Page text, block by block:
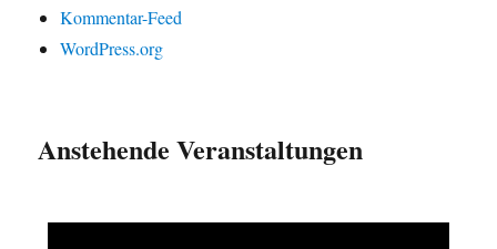
Kommentar-Feed
WordPress.org
Anstehende Veranstaltungen